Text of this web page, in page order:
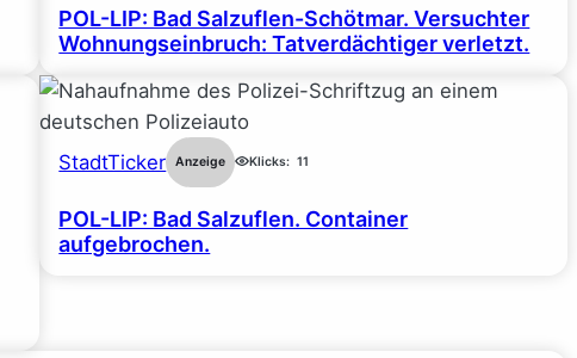
POL-LIP: Bad Salzuflen-Schötmar. Versuchter
Wohnungseinbruch: Tatverdächtiger verletzt.
StadtTicker Anzeige Klicks: 11
POL-LIP: Bad Salzuflen. Container
aufgebrochen.